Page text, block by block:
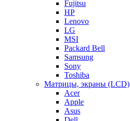
Fujitsu
HP
Lenovo
LG
MSI
Packard Bell
Samsung
Sony
Toshiba
Матрицы, экраны (LCD)
Acer
Apple
Asus